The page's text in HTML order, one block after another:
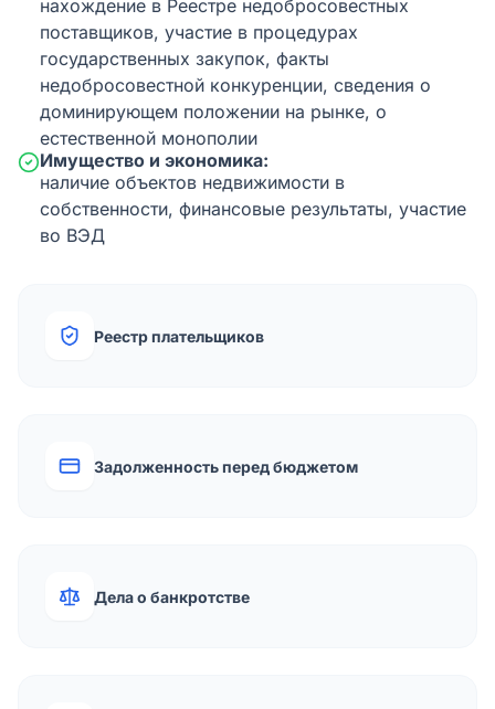
нахождение в Реестре недобросовестных
поставщиков, участие в процедурах
государственных закупок, факты
недобросовестной конкуренции, сведения о
доминирующем положении на рынке, о
естественной монополии
Имущество и экономика:
наличие объектов недвижимости в
собственности, финансовые результаты, участие
во ВЭД
Реестр плательщиков
Задолженность перед бюджетом
Дела о банкротстве